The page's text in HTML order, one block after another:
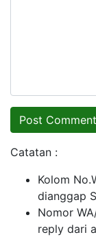
Catatan :
Kolom
dianggap
Nomor
reply dari